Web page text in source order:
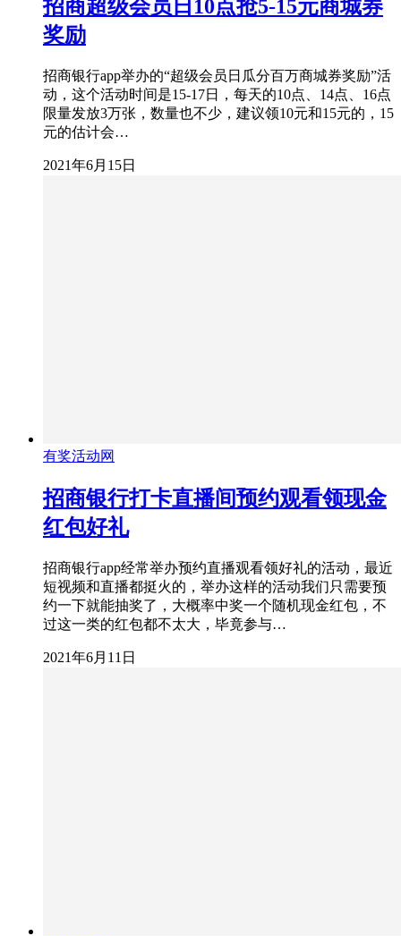
招商超级会员日10点抢5-15元商城券
奖励
招商银行app举办的“超级会员日瓜分百万商城券奖励”活
动，这个活动时间是15-17日，每天的10点、14点、16点
限量发放3万张，数量也不少，建议领10元和15元的，15
元的估计会…
2021年6月15日
有奖活动网
招商银行打卡直播间预约观看领现金
红包好礼
招商银行app经常举办预约直播观看领好礼的活动，最近
短视频和直播都挺火的，举办这样的活动我们只需要预
约一下就能抽奖了，大概率中奖一个随机现金红包，不
过这一类的红包都不太大，毕竟参与…
2021年6月11日